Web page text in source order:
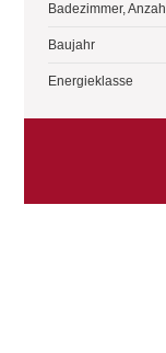
Badezimmer, Anzahl
Baujahr
Energieklasse